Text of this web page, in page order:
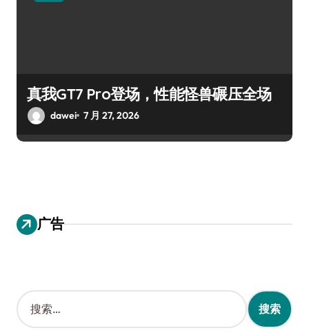
真我GT7 Pro登场，性能怪兽碾压全场
dawei 7 月 27, 2026
广告
搜
索
：